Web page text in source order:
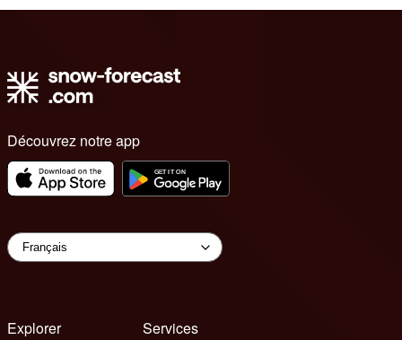
Découvrez notre app
Explorer
Services